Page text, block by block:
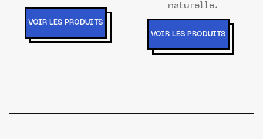
VOIR LES PRODUITS
naturelle.
VOIR LES PRODUITS